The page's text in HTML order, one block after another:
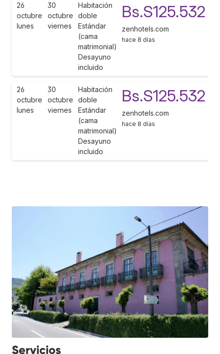
26
octubre
lunes
30
octubre
viernes
Habitación
doble
Estándar
(cama
matrimonial)
Desayuno
incluido
Bs.S125.532
zenhotels.com
hace 8 días
26
octubre
lunes
30
octubre
viernes
Habitación
doble
Estándar
(cama
matrimonial)
Desayuno
incluido
Bs.S125.532
zenhotels.com
hace 8 días
Servicios